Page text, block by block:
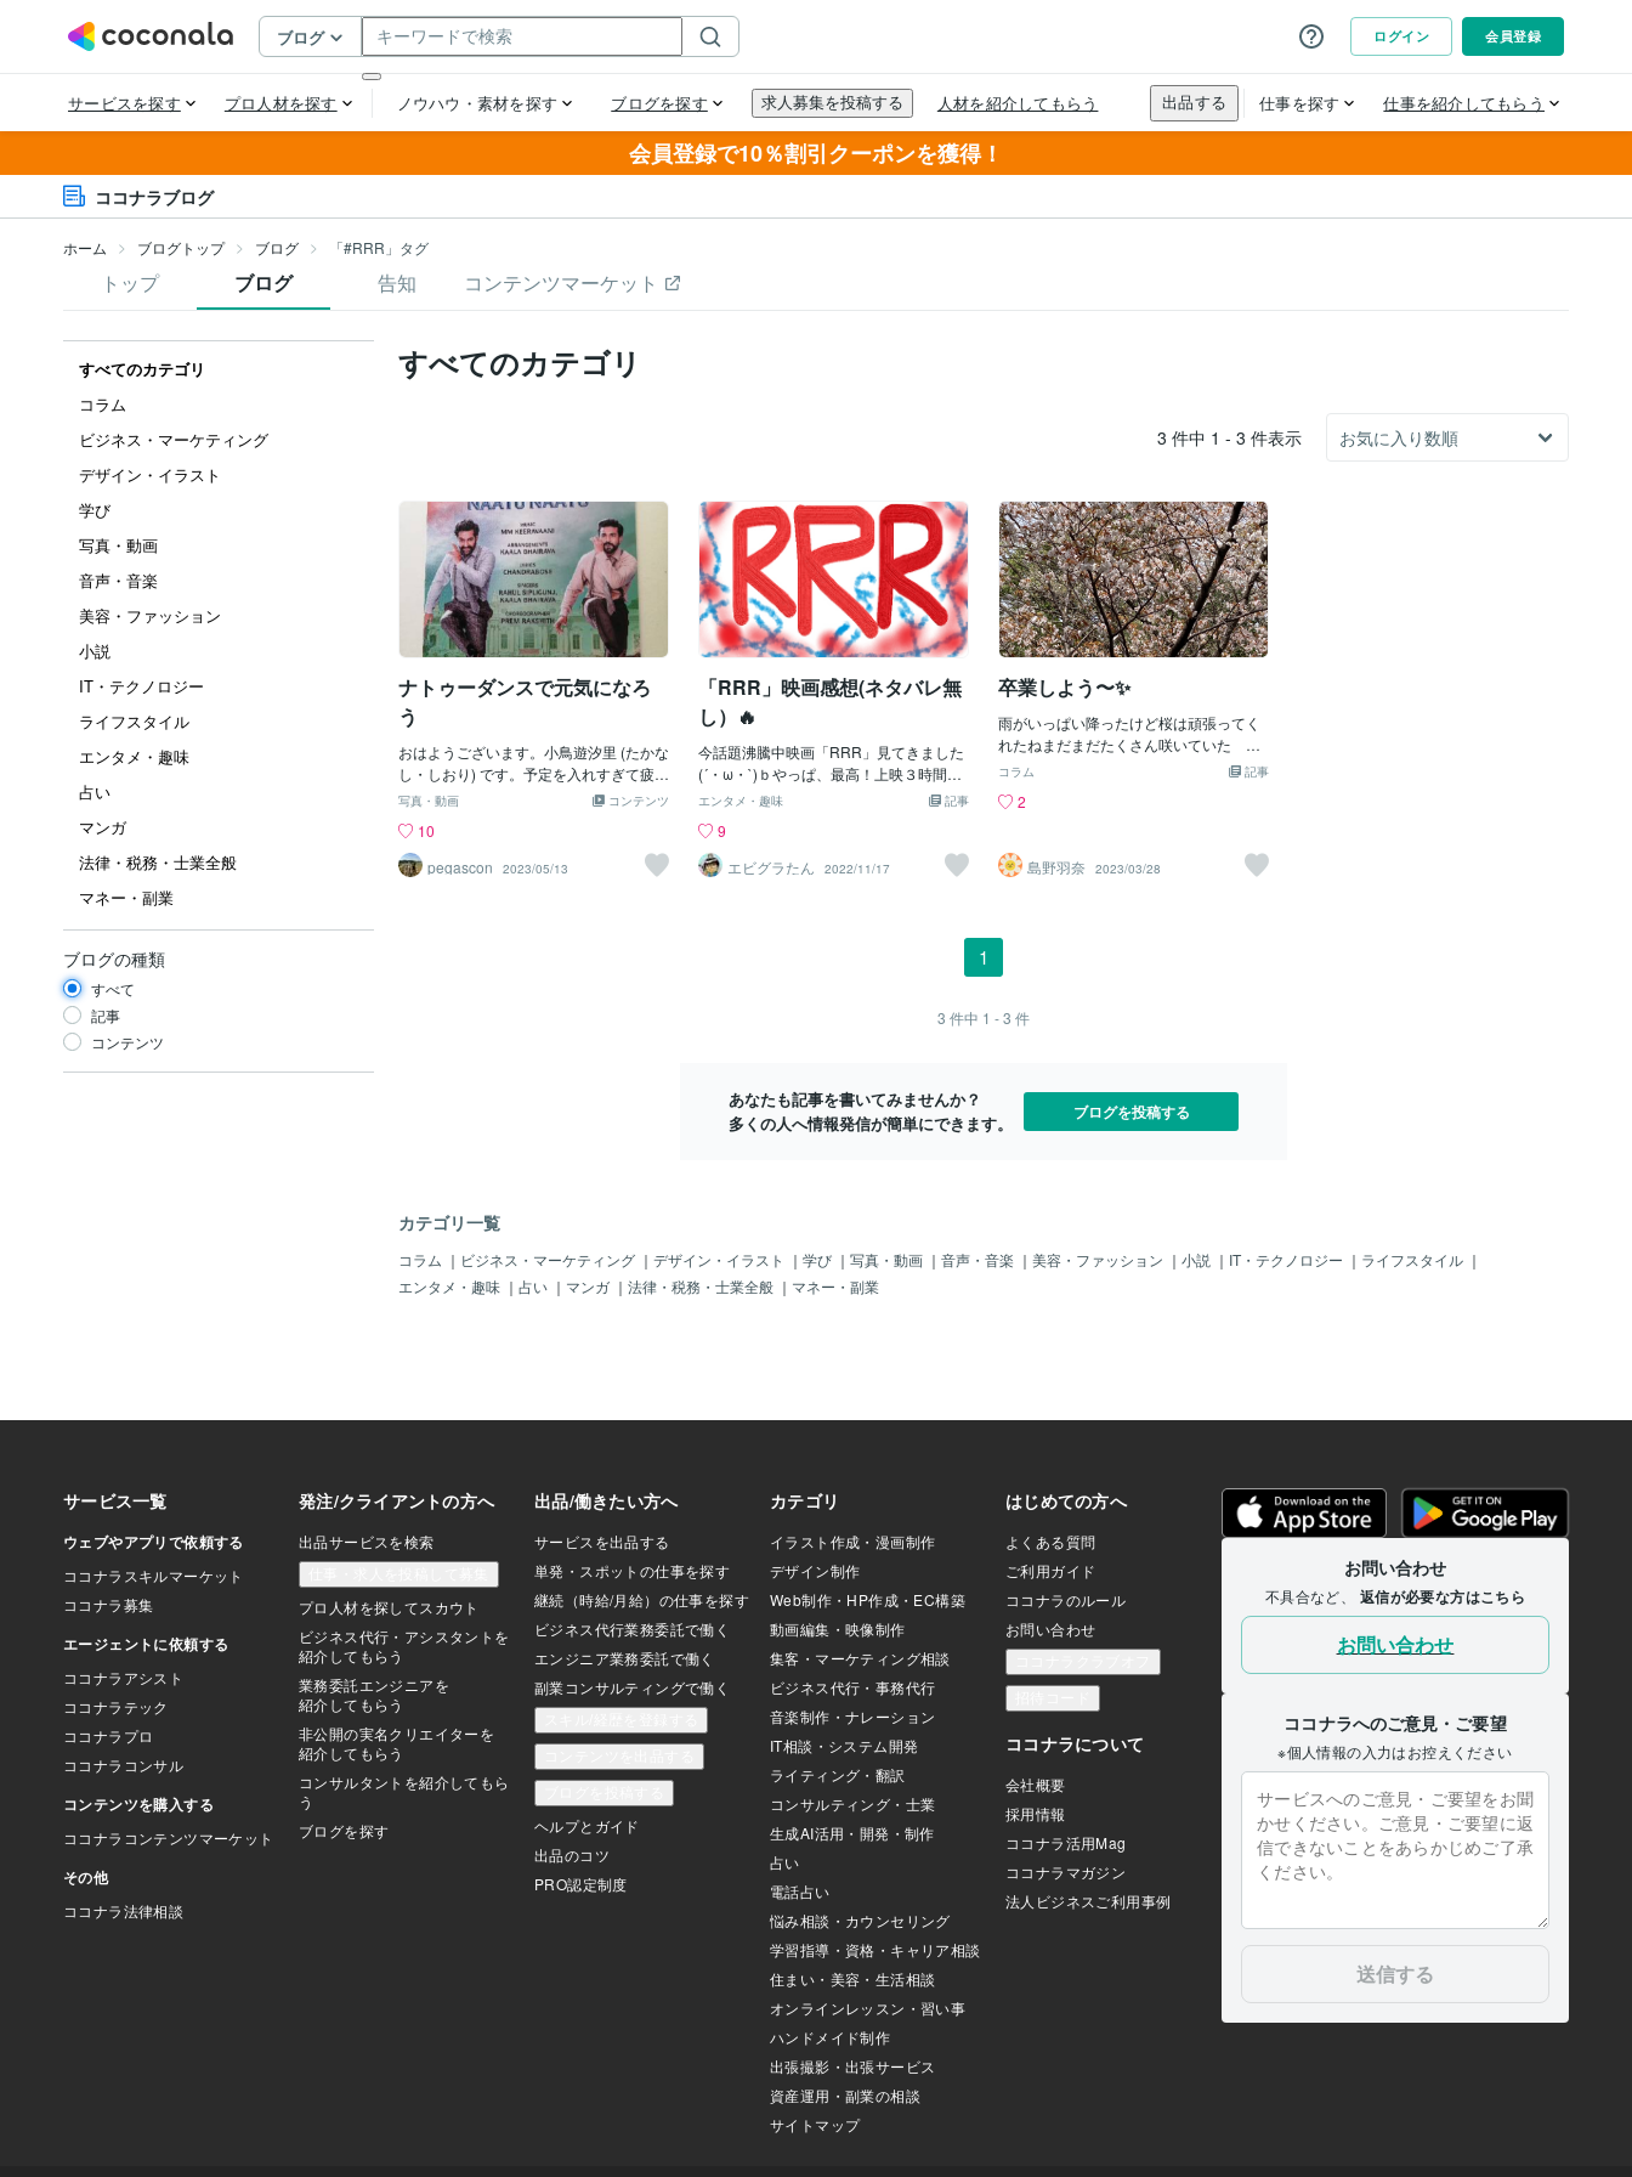
会員登録で10％割引クーポンを獲得！
ココナラブログ
ホーム ブログトップ ブログ 「#RRR」タグ
トップ ブログ 告知 コンテンツマーケット
すべてのカテゴリ
コラム
ビジネス・マーケティング
デザイン・イラスト
学び
写真・動画
音声・音楽
美容・ファッション
小説
IT・テクノロジー
ライフスタイル
エンタメ・趣味
占い
マンガ
法律・税務・士業全般
マネー・副業
ブログの種類
すべて
記事
コンテンツ
すべてのカテゴリ
3 件中 1 - 3 件表示
ナトゥーダンスで元気になろ
う
おはようございます。小鳥遊汐里 (たかな
し・しおり) です。予定を入れすぎて疲れ
てしまってました。ゆっくり寝て体力が
で流して元気回復させています。インド
映画「RRR」を観た方ならダンスシーン
の意味あいもお判りでしょう。迫力満点
コンテンツ
写真・動画
10
pegascon
2023/05/13
「RRR」映画感想(ネタバレ無
し）🔥
今話題沸騰中映画「RRR」見てきました
(´・ω・`)ｂやっぱ、最高！上映３時間で
すが、巧みな演出でそこまで感じない。
て、もちろん素晴らしかったのですが、
ストーリーや人物の心情、役者の演技、
BGM等々どれもしっかり高レベルでまと
出の肝や軸となっているのが◎細かいと
んの少しネタバレが含まれてるので注
意。週刊少年ジャンプ好きとコードギア
記事
エンタメ・趣味
9
エビグラたん
2022/11/17
卒業しよう〜✨
雨がいっぱい降ったけど桜は頑張ってく
れたねまだまだたくさん咲いていた す
ごいなぁありがとう💕自分の内側も外側
スタートが始まる新鮮な気持ちのワクワ
りって怖い勇気がずっと出なかったけど
流れの中でやるしかなくなったひとつひ
ってきたんだけど 流されてしまった部
から卒業しよう目覚めて生きていきたい
ていこう〜常にどうありたいのか どう
したいのかを自分に聞くのを忘れないよ
うにしていこう✨あっ そうだRRRの映
記事
コラム
2
島野羽奈 2023/03/28
1
3 件中 1 - 3 件
あなたも記事を書いてみませんか？
多くの人へ情報発信が簡単にできます。
ブログを投稿する
カテゴリ一覧
コラム ｜ ビジネス・マーケティング ｜ デザイン・イラスト ｜ 学び ｜ 写真・動画 ｜ 音声・音楽 ｜ 美容・ファッション ｜ 小説 ｜ IT・テクノロジー ｜ ライフスタイル ｜
エンタメ・趣味 ｜ 占い ｜ マンガ ｜ 法律・税務・士業全般 ｜ マネー・副業